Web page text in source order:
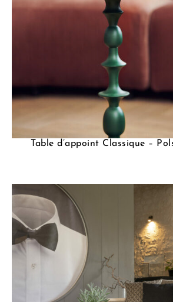
Table d’appoint Classique –